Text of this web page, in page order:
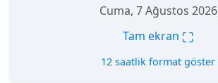
Cuma, 7 Ağustos 2026
Tam ekran ⛶
12 saatlik format göster